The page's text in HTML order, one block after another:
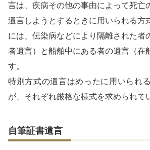
言は、疾病その他の事由によって死亡
遺言しようとするときに用いられる方
には、伝染病などにより隔離された者
者遺言）と船舶中にある者の遺言（在
す。
特別方式の遺言はめったに用いられ
が、それぞれ厳格な様式を求められて
自筆証書遺言